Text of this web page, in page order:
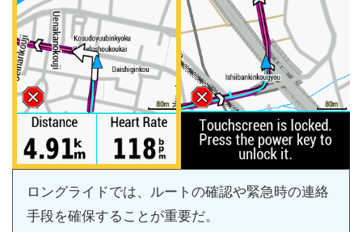
ロングライドでは、ルートの確認や緊急時の連絡
手段を確保することが重要だ。